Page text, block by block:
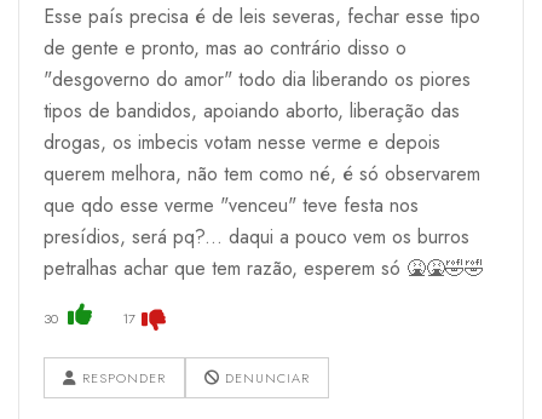
Esse país precisa é de leis severas, fechar esse tipo
de gente e pronto, mas ao contrário disso o
"desgoverno do amor" todo dia liberando os piores
tipos de bandidos, apoiando aborto, liberação das
drogas, os imbecis votam nesse verme e depois
querem melhora, não tem como né, é só observarem
que qdo esse verme "venceu" teve festa nos
presídios, será pq?... daqui a pouco vem os burros
petralhas achar que tem razão, esperem só 🤮🤮🤣🤣
30 17
RESPONDER DENUNCIAR